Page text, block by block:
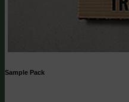
Sample Pack